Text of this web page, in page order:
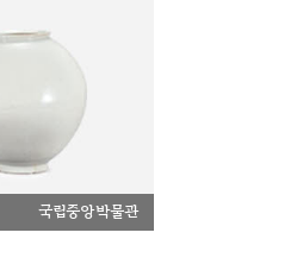
국립중앙박물관